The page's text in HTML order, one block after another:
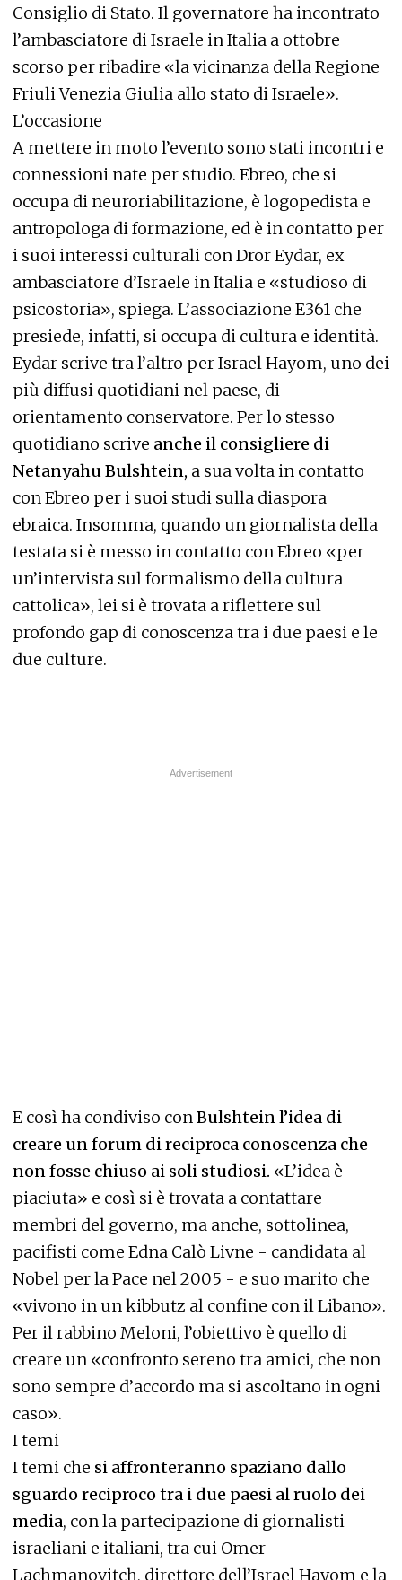
Consiglio di Stato. Il governatore ha incontrato
l’ambasciatore di Israele in Italia a ottobre
scorso per ribadire «la vicinanza della Regione
Friuli Venezia Giulia allo stato di Israele».
L’occasione
A mettere in moto l’evento sono stati incontri e
connessioni nate per studio. Ebreo, che si
occupa di neuroriabilitazione, è logopedista e
antropologa di formazione, ed è in contatto per
i suoi interessi culturali con Dror Eydar, ex
ambasciatore d’Israele in Italia e «studioso di
psicostoria», spiega. L’associazione E361 che
presiede, infatti, si occupa di cultura e identità.
Eydar scrive tra l’altro per Israel Hayom, uno dei
più diffusi quotidiani nel paese, di
orientamento conservatore. Per lo stesso
quotidiano scrive anche il consigliere di
Netanyahu Bulshtein, a sua volta in contatto
con Ebreo per i suoi studi sulla diaspora
ebraica. Insomma, quando un giornalista della
testata si è messo in contatto con Ebreo «per
un’intervista sul formalismo della cultura
cattolica», lei si è trovata a riflettere sul
profondo gap di conoscenza tra i due paesi e le
due culture.
E così ha condiviso conBulshtein l’idea di
creare un forum di reciproca conoscenza che
non fosse chiuso ai soli studiosi. «L’idea è
piaciuta» e così si è trovata a contattare
membri del governo, ma anche, sottolinea,
pacifisti come Edna Calò Livne - candidata al
Nobel per la Pace nel 2005 - e suo marito che
«vivono in un kibbutz al confine con il Libano».
Per il rabbino Meloni, l’obiettivo è quello di
creare un «confronto sereno tra amici, che non
sono sempre d’accordo ma si ascoltano in ogni
caso».
I temi
I temi che si affronteranno spaziano dallo
sguardo reciproco tra i due paesi al ruolo dei
media, con la partecipazione di giornalisti
israeliani e italiani, tra cui Omer
Lachmanovitch, direttore dell’Israel Hayom e la